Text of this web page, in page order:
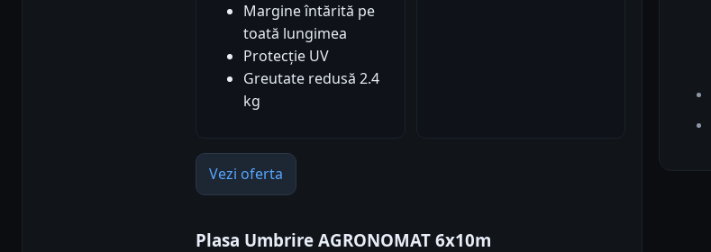
Margine întărită pe
toată lungimea
Protecție UV
Greutate redusă 2.4
kg
Vezi oferta
Plasa Umbrire AGRONOMAT 6x10m